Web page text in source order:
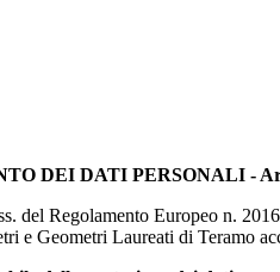
DEI DATI PERSONALI -
del Regolamento Europeo n.
e Geometri Laureati di Teramo